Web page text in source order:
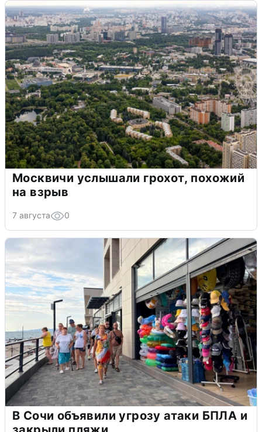
Москвичи услышали грохот, похожий
на взрыв
7 августа 0
В Сочи объявили угрозу атаки БПЛА и